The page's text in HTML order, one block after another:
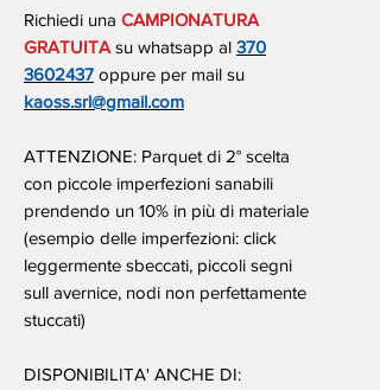
Richiedi una CAMPIONATURA
GRATUITA su whatsapp al 370
3602437 oppure per mail su
kaoss.srl@gmail.com
ATTENZIONE: Parquet di 2° scelta
con piccole imperfezioni sanabili
prendendo un 10% in più di materiale
(esempio delle imperfezioni: click
leggermente sbeccati, piccoli segni
sull avernice, nodi non perfettamente
stuccati)
DISPONIBILITA' ANCHE DI: